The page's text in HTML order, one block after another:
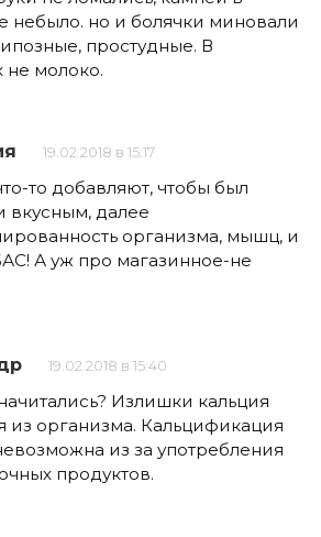
небыло. но и болячки миновали
простудные. В
не молоко.
19.02.2018 в 15:17
то добавляют, чтобы был
вкусным, далее
организма, мышц, и
А уж про магазинное-не
19.02.2018 в 15:40
Излишки кальция
из организма. Кальцификация
из за употребления
продуктов.